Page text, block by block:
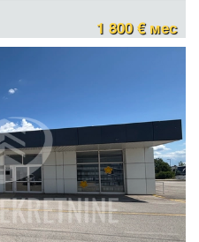
1 800 € мес